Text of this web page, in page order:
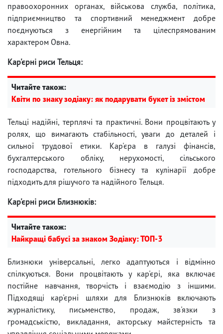
правоохоронних органах, військова служба, політика,
підприємництво та спортивний менеджмент добре
поєднуються з енергійним та цілеспрямованим
характером Овна.
Кар'єрні риси Тельця:
Читайте також:
Квіти по знаку зодіаку: як подарувати букет із змістом
Тельці надійні, терплячі та практичні. Вони процвітають у
ролях, що вимагають стабільності, уваги до деталей і
сильної трудової етики. Кар'єра в галузі фінансів,
бухгалтерського обліку, нерухомості, сільського
господарства, готельного бізнесу та кулінарії добре
підходить для рішучого та надійного Тельця.
Кар'єрні риси Близнюків:
Читайте також:
Найкращі бабусі за знаком Зодіаку: ТОП-3
Близнюки універсальні, легко адаптуються і відмінно
спілкуються. Вони процвітають у кар'єрі, яка включає
постійне навчання, творчість і взаємодію з іншими.
Підходящі кар'єрні шляхи для Близнюків включають
журналістику, письменство, продаж, зв'язки з
громадськістю, викладання, акторську майстерність та